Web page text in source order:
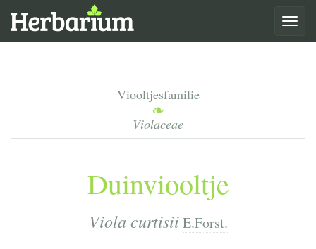
Toggle
Viooltjesfamilie
Violaceae
Duinviooltje
Viola curtisii E.Forst.